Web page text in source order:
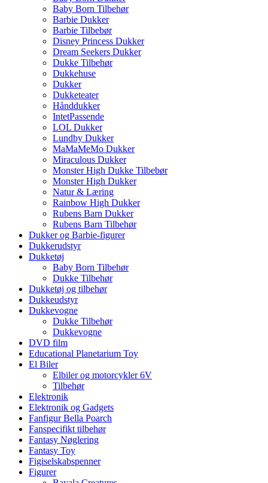
Baby Born Tilbehør
Barbie Dukker
Barbie Tilbebør
Disney Princess Dukker
Dream Seekers Dukker
Dukke Tilbehør
Dukkehuse
Dukker
Dukketeater
Hånddukker
IntetPassende
LOL Dukker
Lundby Dukker
MaMaMeMo Dukker
Miraculous Dukker
Monster High Dukke Tilbebør
Monster High Dukker
Natur & Læring
Rainbow High Dukker
Rubens Barn Dukker
Rubens Barn Tilbehør
Dukker og Barbie-figurer
Dukkerudstyr
Dukketøj
Baby Born Tilbehør
Dukke Tilbehør
Dukketøj og tilbehør
Dukkeudstyr
Dukkevogne
Dukke Tilbehør
Dukkevogne
DVD film
Educational Planetarium Toy
El Biler
Elbiler og motorcykler 6V
Tilbehør
Elektronik
Elektronik og Gadgets
Fanfigur Bella Poarch
Fanspecifikt tilbehør
Fantasy Nøglering
Fantasy Toy
Figiselskabspenner
Figurer